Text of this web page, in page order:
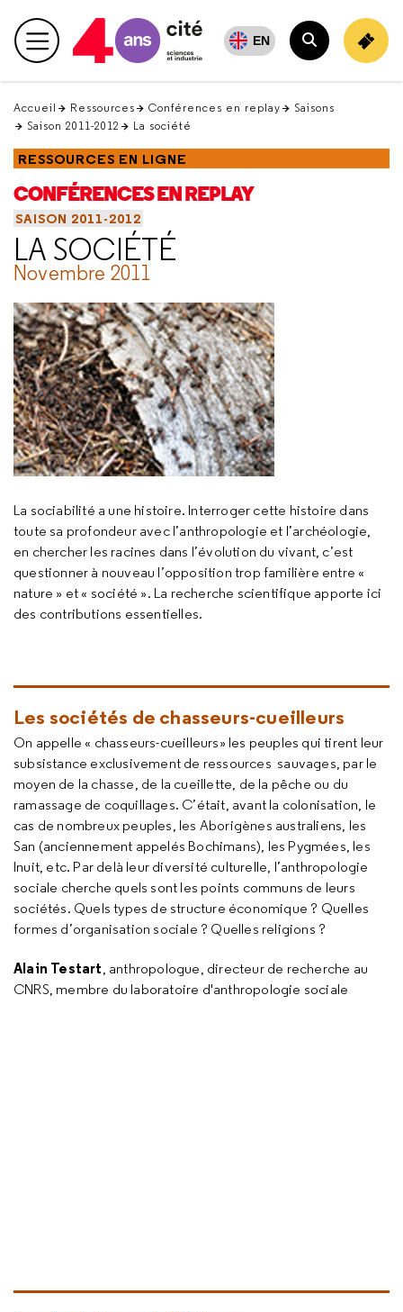
en
haut Menu principal EN
Rechercher
Accueil Ressources Conférences en replay
Saisons
Saison 2011-2012
La société
RESSOURCES EN LIGNE
CONFÉRENCES EN REPLAY
SAISON 2011-2012
LA SOCIÉTÉ
Novembre 2011
La sociabilité a une histoire. Interroger cette histoire dans
toute sa profondeur avec l’anthropologie et l’archéologie,
en chercher les racines dans l’évolution du vivant, c’est
questionner à nouveau l’opposition trop familière entre «
nature » et « société ». La recherche scientifique apporte ici
des contributions essentielles.
Les sociétés de chasseurs-cueilleurs
On appelle « chasseurs-cueilleurs» les peuples qui tirent leur
subsistance exclusivement de ressources sauvages, par le
moyen de la chasse, de la cueillette, de la pêche ou du
ramassage de coquillages. C’était, avant la colonisation, le
cas de nombreux peuples, les Aborigènes australiens, les
San (anciennement appelés Bochimans), les Pygmées, les
Inuit, etc. Par delà leur diversité culturelle, l’anthropologie
sociale cherche quels sont les points communs de leurs
sociétés. Quels types de structure économique ? Quelles
formes d’organisation sociale ? Quelles religions ?
Alain Testart, anthropologue, directeur de recherche au
CNRS, membre du laboratoire d'anthropologie sociale